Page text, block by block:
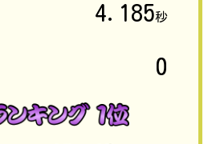
4.185秒
0